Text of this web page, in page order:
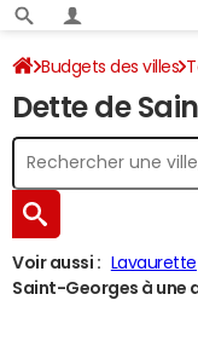
Budgets des villes
Dette au 31/12/2024
Dette de
Voir aussi : Lavaurette
Saint-Georges à une